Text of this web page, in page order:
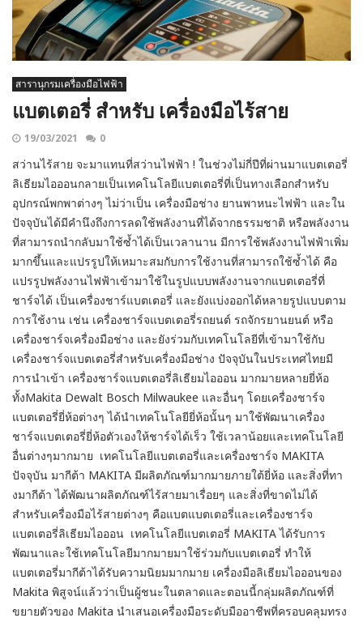
สารานุกรมเครื่องมือไฟฟ้า
แบตเตอรี่ สำหรับ เครื่องมือไร้สาย
19/03/2021 0
สว่านไร้สาย จะมาแทนที่สว่านไฟฟ้า ! ในช่วงไม่กี่ปีที่ผ่านมาแบตเตอรี่
ลิเธียมไอออนกลายเป็นเทคโนโลยีแบตเตอรี่ที่เป็นทางเลือกสำหรับ
อุปกรณ์พกพาต่างๆ ไม่ว่าเป็น เครื่องมือช่าง ยานพาหนะไฟฟ้า และใน
ปัจจุบันได้มีคำนึงถึงการลดใช้พลังงานที่ได้จากธรรมชาติ หรือพลังงาน
ที่สามารถนำกลับมาใช้ซ้ำได้เป็นเวลานาน มีการใช้พลังงานไฟฟ้าเพิ่ม
มากขึ้นและแปรรูปให้เหมาะสมกับการใช้งานที่สามารถใช้ซ้ำได้ คือ
แปรรูปพลังงานไฟฟ้าเข้ามาใช้ในรูปแบบพลังงานจากแบตเตอรี่ที่
ชาร์จได้ เป็นเครื่องชาร์แบตเตอรี่ และยังแบ่งออกได้หลายรูปแบบตาม
การใช้งาน เช่น เครื่องชาร์จแบตเตอรี่รถยนต์ รถจักรยานยนต์ หรือ
เครื่องชาร์จเครื่องมือช่าง และยังร่วมกับเทคโนโลยีที่เข้ามาใช้กับ
เครื่องชาร์จแบตเตอรี่สำหรับเครื่องมือช่าง ปัจจุบันในประเทศไทยมี
การนำเข้า เครื่องชาร์จแบตเตอรี่ลิเธียมไอออน มากมายหลายยี่ห้อ
ทั้งMakita Dewalt Bosch Milwaukee และอื่นๆ โดยเครื่องชาร์จ
แบตเตอรี่ยี่ห้อต่างๆ ได้นำเทคโนโลยียี่ห้อนั้นๆ มาใช้พัฒนาเครื่อง
ชาร์จแบตเตอรี่ยี่ห้อตัวเองให้ชาร์จได้เร็ว ใช้เวลาน้อยและเทคโนโลยี
อื่นต่างๆมากมาย เทคโนโลยีแบตเตอรี่และเครื่องชาร์จ MAKITA
ปัจจุบัน มากีต้า MAKITA มีผลิตภัณฑ์มากมายภายใต้ยี่ห้อ และสิ่งที่ทา
งมากีต้า ได้พัฒนาผลิตภัณฑ์ไร้สายมาเรื่อยๆ และสิ่งที่ขาดไม่ได้
สำหรับเครื่องมือไร้สายต่างๆ คือแบตแบตเตอรี่และเครื่องชาร์จ
แบตเตอรี่ลิเธียมไอออน เทคโนโลยีแบตเตอรี่ MAKITA ได้รับการ
พัฒนาและใช้เทคโนโลยีมากมายมาใช้ร่วมกับแบตเตอรี่ ทำให้
แบตเตอรี่มากีต้าได้รับความนิยมมากมาย เครื่องมือลิเธียมไอออนของ
Makita พิสูจน์แล้วว่าเป็นผู้ชนะในตลาดและตอนนี้กลุ่มผลิตภัณฑ์ที่
ขยายตัวของ Makita นำเสนอเครื่องมือระดับมืออาชีพที่ครอบคลุมทรง